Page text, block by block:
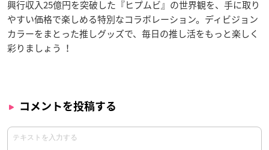
興行収入25億円を突破した『ヒプムビ』の世界観を、手に取り
やすい価格で楽しめる特別なコラボレーション。ディビジョン
カラーをまとった推しグッズで、毎日の推し活をもっと楽しく
彩りましょう ！
コメントを投稿する